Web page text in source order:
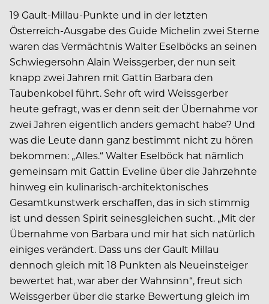
19 Gault-Millau-Punkte und in der letzten
Österreich-Ausgabe des Guide Michelin zwei Sterne
waren das Vermächtnis Walter Eselböcks an seinen
Schwiegersohn Alain Weissgerber, der nun seit
knapp zwei Jahren mit Gattin Barbara den
Taubenkobel führt. Sehr oft wird Weissgerber
heute gefragt, was er denn seit der Übernahme vor
zwei Jahren eigentlich anders gemacht habe? Und
was die Leute dann ganz bestimmt nicht zu hören
bekommen: „Alles.“ Walter Eselböck hat nämlich
gemeinsam mit Gattin Eveline über die Jahrzehnte
hinweg ein kulinarisch-architektonisches
Gesamtkunstwerk erschaffen, das in sich stimmig
ist und dessen Spirit seinesgleichen sucht. „Mit der
Übernahme von Barbara und mir hat sich natürlich
einiges verändert. Dass uns der Gault Millau
dennoch gleich mit 18 Punkten als Neueinsteiger
bewertet hat, war aber der Wahnsinn“, freut sich
Weissgerber über die starke Bewertung gleich im